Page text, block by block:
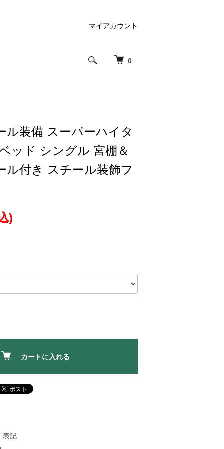
0
マイアカウント
ル装備 スーパーハイタ
ッド シングル 宮棚＆
ル付き スチール装飾フ
)
カートに入れる
表記